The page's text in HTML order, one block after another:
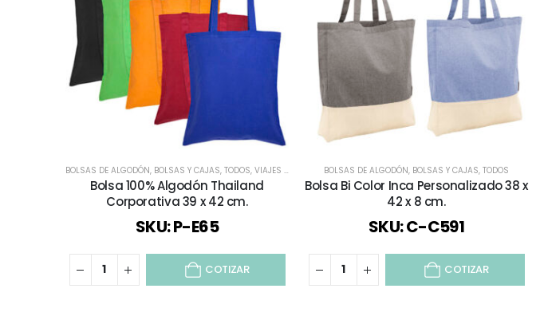
BOLSAS DE ALGODÓN, BOLSAS Y CAJAS, TODOS, VIAJES Y VACACIONES
Bolsa 100% Algodón Thailand
Corporativa 39 x 42 cm.
SKU: P-E65
COTIZAR
BOLSAS DE ALGODÓN, BOLSAS Y CAJAS, TODOS
Bolsa Bi Color Inca Personalizado 38 x
42 x 8 cm.
SKU: C-C591
COTIZAR